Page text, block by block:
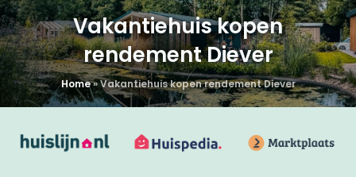
Vakantiehuis kopen
rendement Diever
Home»Vakantiehuis kopen rendement Diever